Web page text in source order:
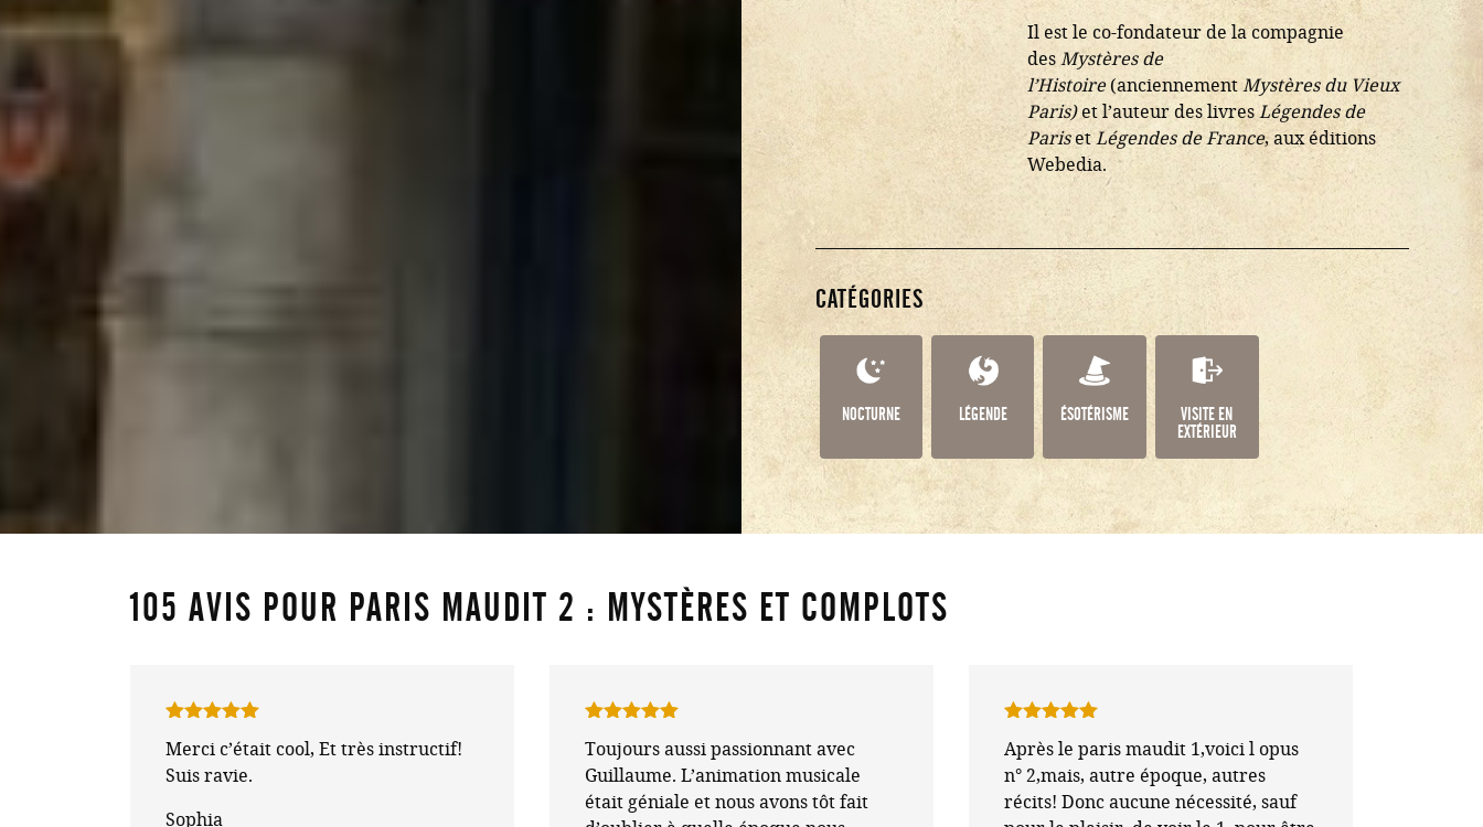
Il est le co-fondateur de la compagnie
des Mystères de
l’Histoire(anciennement Mystères du Vieux
Paris)et l’auteur des livresLégendes de
ParisetLégendes de France, aux éditions
Webedia.
CATÉGORIES
NOCTURNE LÉGENDE ÉSOTÉRISME
VISITE EN
EXTÉRIEUR
105 AVIS POUR PARIS MAUDIT 2 : MYSTÈRES ET COMPLOTS
5
Sophia
Merci c’était cool, Et très instructif!
Suis ravie.
5
Toujours aussi passionnant avec
Guillaume. L’animation musicale
était géniale et nous avons tôt fait
5
Après le paris maudit 1,voici l opus
n° 2,mais, autre époque, autres
récits! Donc aucune nécessité, sauf